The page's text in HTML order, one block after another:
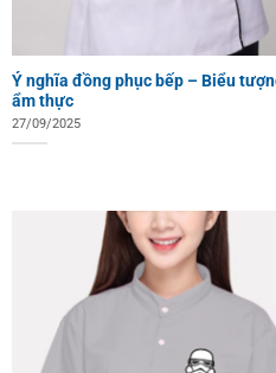
Ý nghĩa đồng phục bếp – Biểu
ẩm thực
27/09/2025